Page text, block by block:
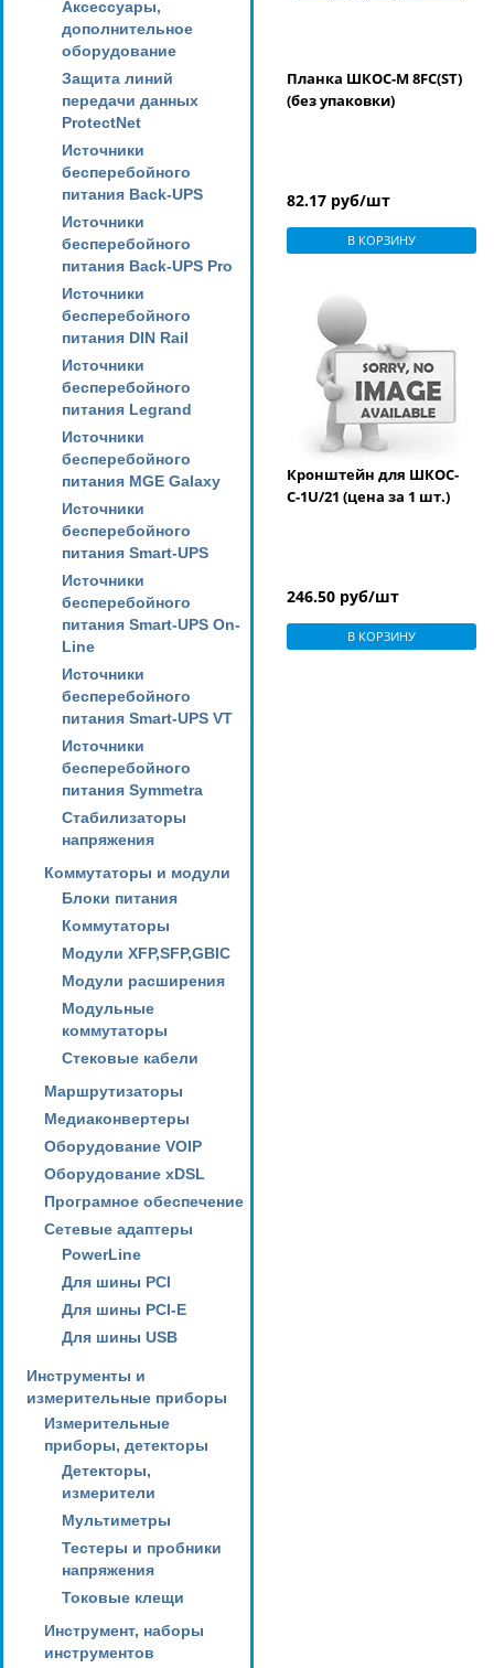
Аксессуары,
дополнительное
оборудование
Защита линий
передачи данных
ProtectNet
Источники
бесперебойного
питания Back-UPS
Источники
бесперебойного
питания Back-UPS Pro
Источники
бесперебойного
питания DIN Rail
Источники
бесперебойного
питания Legrand
Источники
бесперебойного
питания MGE Galaxy
Источники
бесперебойного
питания Smart-UPS
Источники
бесперебойного
питания Smart-UPS On-
Line
Источники
бесперебойного
питания Smart-UPS VT
Источники
бесперебойного
питания Symmetra
Стабилизаторы
напряжения
Коммутаторы и модули
Блоки питания
Коммутаторы
Модули XFP,SFP,GBIC
Модули расширения
Модульные
коммутаторы
Стековые кабели
Маршрутизаторы
Медиаконвертеры
Оборудование VOIP
Оборудование xDSL
Програмное обеспечение
Сетевые адаптеры
PowerLine
Для шины PCI
Для шины PCI-E
Для шины USB
Инструменты и
измерительные приборы
Измерительные
приборы, детекторы
Детекторы,
измерители
Мультиметры
Тестеры и пробники
напряжения
Токовые клещи
Инструмент, наборы
инструментов
Планка ШКОС-М 8FC(ST)
(без упаковки)
82.17 руб/шт
В КОРЗИНУ
Кронштейн для ШКОС-
С-1U/21 (цена за 1 шт.)
246.50 руб/шт
В КОРЗИНУ